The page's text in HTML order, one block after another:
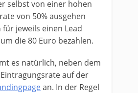
selbst von einer hohen
von 50% ausgehen
jeweils einen Lead
die 80 Euro bezahlen.
es natürlich, neben dem
Eintragungsrate auf der
an. In der Regel